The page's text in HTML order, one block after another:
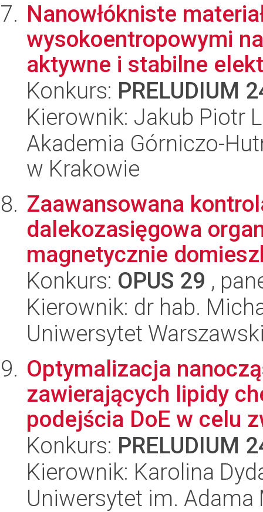
Nanowłókniste
wysokoentropowymi
aktywne i stabilne
Konkurs: PRELUDIUM
Kierownik: Jakub Piotr
Akademia Górniczo-
w Krakowie
Zaawansowana
dalekozasięgowa
magnetycznie
Konkurs: OPUS 29 ,
Kierownik: dr hab.
Uniwersytet
Optymalizacja
zawierających lipidy
podejścia DoE w celu
Konkurs: PRELUDIUM
Kierownik: Karolina
Uniwersytet im.